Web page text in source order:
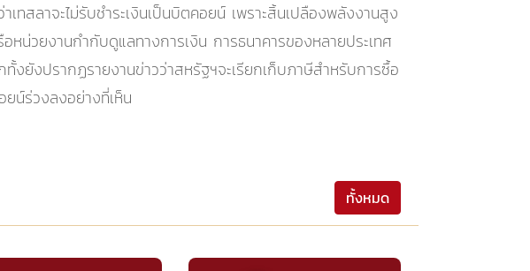
สลาจะไม่รับชำระเงินเป็นบิตคอยน์ เพราะสิ้นเปลืองพลังงานสูง
น่วยงานกำกับดูแลทางการเงิน การธนาคารของหลายประเทศ
งยังปรากฏรายงานข่าวว่าสหรัฐฯจะเรียกเก็บภาษีสำหรับการซื้อ
น์ร่วงลงอย่างที่เห็น
ทั้งหมด